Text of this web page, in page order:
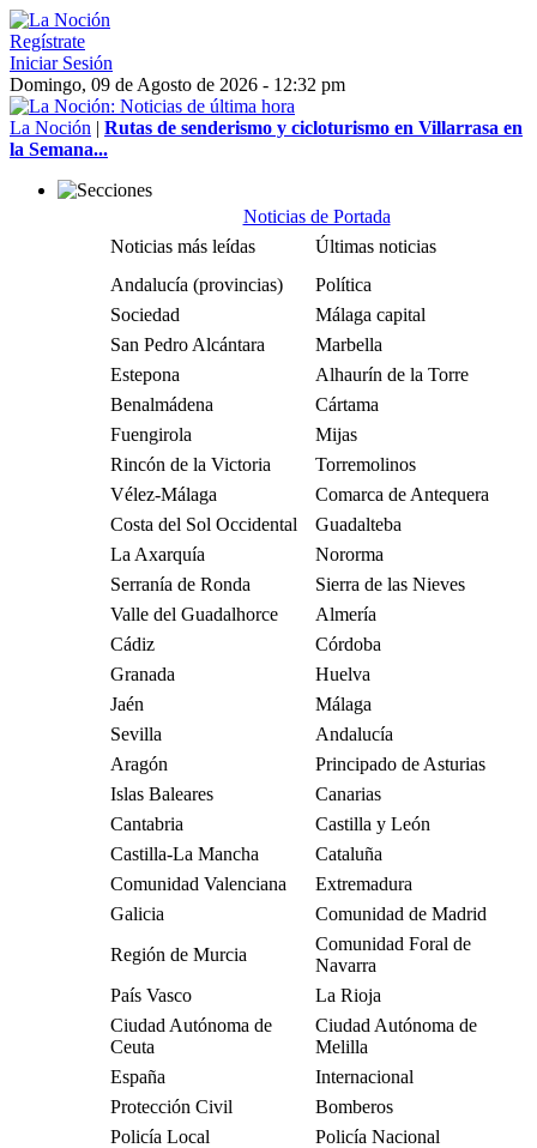
Regístrate
Iniciar Sesión
Domingo, 09 de Agosto de 2026 - 12:32 pm
La Noción | Rutas de senderismo y cicloturismo en Villarrasa en
la Semana...
Noticias de Portada
Noticias más leídas
Últimas noticias
Andalucía (provincias)
Política
Sociedad
Málaga capital
San Pedro Alcántara
Marbella
Estepona
Alhaurín de la Torre
Benalmádena
Cártama
Fuengirola
Mijas
Rincón de la Victoria
Torremolinos
Vélez-Málaga
Comarca de Antequera
Costa del Sol Occidental
Guadalteba
La Axarquía
Nororma
Serranía de Ronda
Sierra de las Nieves
Valle del Guadalhorce
Almería
Cádiz
Córdoba
Granada
Huelva
Jaén
Málaga
Sevilla
Andalucía
Aragón
Principado de Asturias
Islas Baleares
Canarias
Cantabria
Castilla y León
Castilla-La Mancha
Cataluña
Comunidad Valenciana
Extremadura
Galicia
Comunidad de Madrid
Región de Murcia
Comunidad Foral de
Navarra
País Vasco
La Rioja
Ciudad Autónoma de
Ceuta
Ciudad Autónoma de
Melilla
España
Internacional
Protección Civil
Bomberos
Policía Local
Policía Nacional